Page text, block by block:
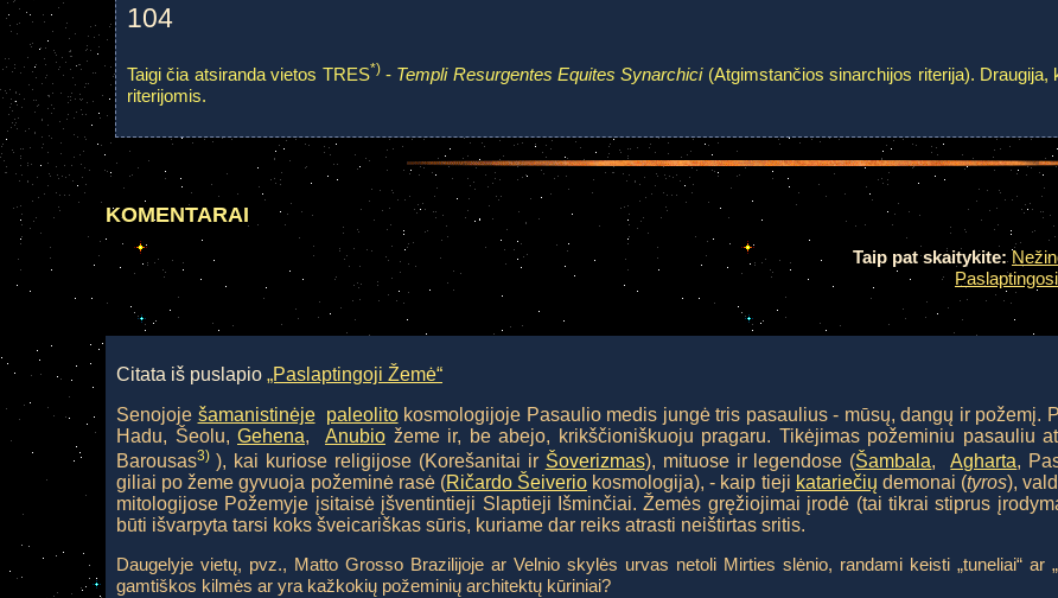
104
Taigi čia atsiranda vietos TRES*)- Templi Resurgentes Equites Synarchici(Atgimstančios sinarchijos riterija).
riterijomis.
KOMENTARAI
Taip pat skaitykite:
Citata iš puslapio „Paslaptingoji Žemė“
Senojoje šamanistinėje paleolitokosmologijoje Pasaulio medis jungė tris pasaulius - mūsų, dangų ir požemį.
Hadu, Šeolu, Gehena, Anubio žeme ir, be abejo, krikščioniškuoju pragaru. Tikėjimas požeminiu pasauliu
Barousas3) ), kai kuriose religijose (Korešanitai ir Šoverizmas), mituose ir legendose (Šambala,Agharta,
giliai po žeme gyvuoja požeminė rasė (Ričardo Šeiveriokosmologija), - kaip tieji katariečių demonai (tyros),
mitologijose Požemyje įsitaisė įšventintieji Slaptieji Išminčiai. Žemės gręžiojimai įrodė (tai tikrai stiprus
būti išvarpyta tarsi koks šveicariškas sūris, kuriame dar reiks atrasti neištirtas sritis.
Daugelyje vietų, pvz., Matto Grosso Brazilijoje ar Velnio skylės urvas netoli Mirties slėnio, randami keisti „tuneliai“ ar
gamtiškos kilmės ar yra kažkokių požeminių architektų kūriniai?